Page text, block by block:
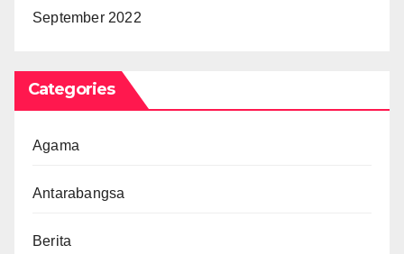
September 2022
Categories
Agama
Antarabangsa
Berita